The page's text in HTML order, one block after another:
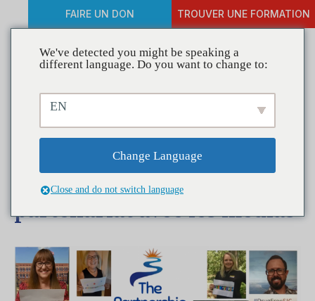
FAIRE UN DON TROUVER UNE FORMATION
Coalitions en action - Le
partenariat pour le comté
de St. Joseph sans drogue
voit le succès avec le
partenariat avec les médias
We've detected you might be speaking a
different language. Do you want to change to:
EN
Change Language
Close and do not switch language